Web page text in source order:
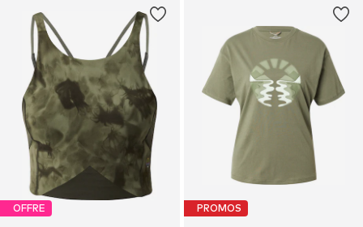
OFFRE PROMOS